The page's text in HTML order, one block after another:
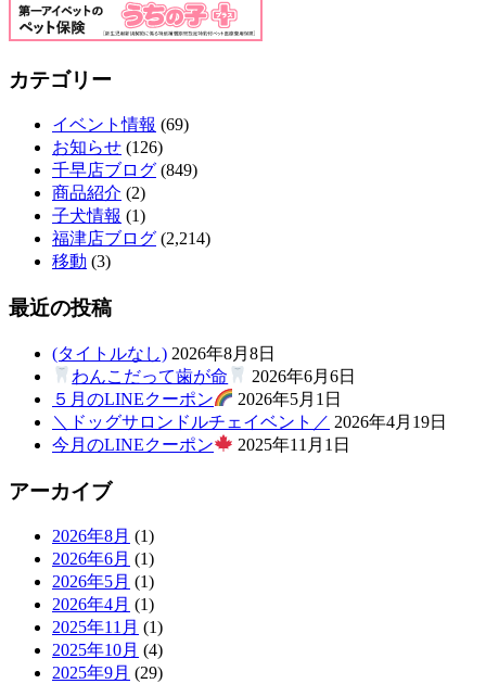
カテゴリー
イベント情報 (69)
お知らせ (126)
千早店ブログ (849)
商品紹介 (2)
子犬情報 (1)
福津店ブログ (2,214)
移動 (3)
最近の投稿
(タイトルなし) 2026年8月8日
わんこだって歯が命
2026年6月6日
５月のLINEクーポン
2026年5月1日
＼ドッグサロンドルチェイベント／ 2026年4月19日
今月のLINEクーポン
2025年11月1日
アーカイブ
2026年8月 (1)
2026年6月 (1)
2026年5月 (1)
2026年4月 (1)
2025年11月 (1)
2025年10月 (4)
2025年9月 (29)